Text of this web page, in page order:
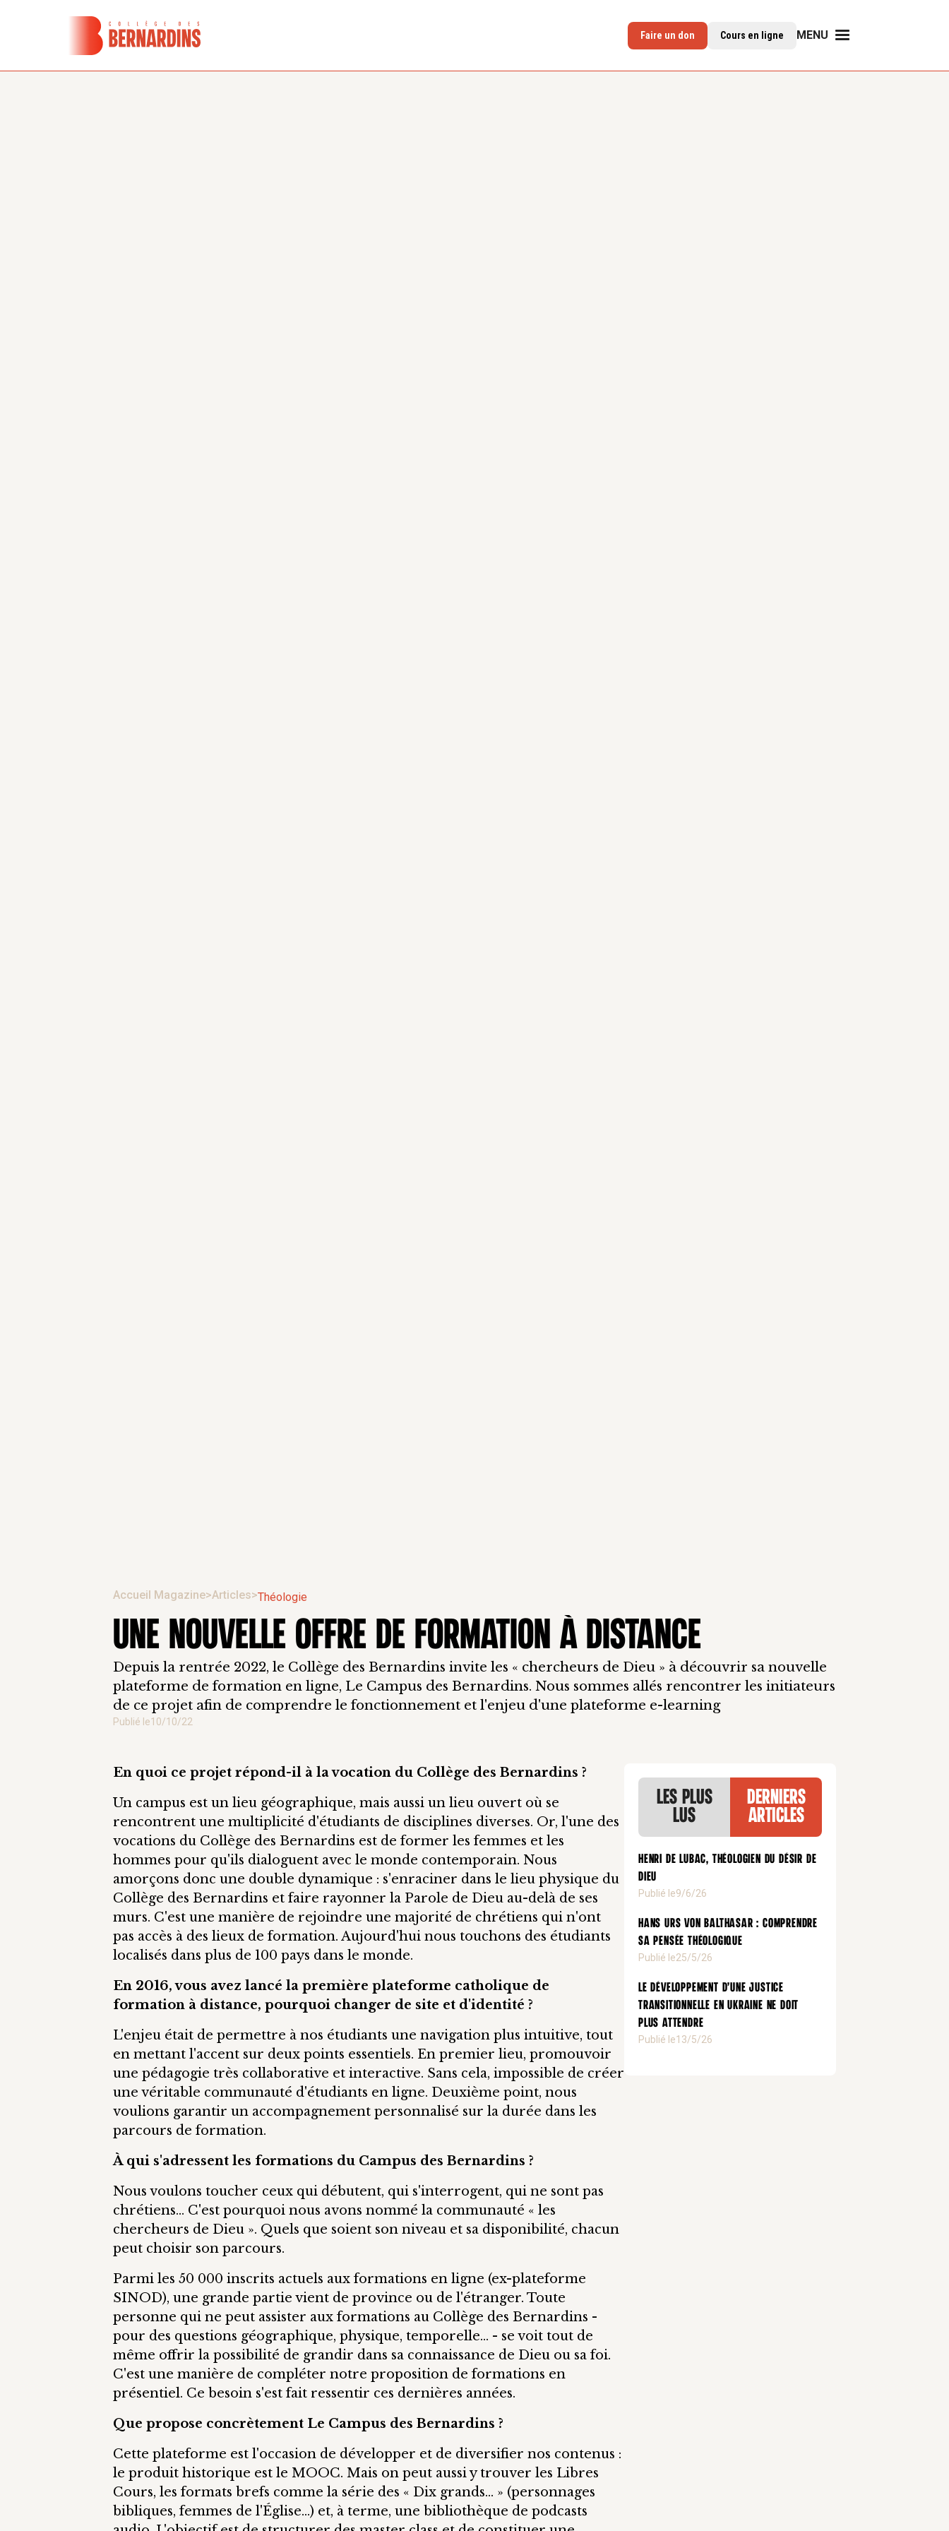
Faire un don Cours en ligne MENU
Accueil Magazine>Articles>Théologie
UNE NOUVELLE OFFRE DE FORMATION À DISTANCE
Depuis la rentrée 2022, le Collège des Bernardins invite les « chercheurs de Dieu » à découvrir sa nouvelle
plateforme de formation en ligne, Le Campus des Bernardins. Nous sommes allés rencontrer les initiateurs
de ce projet afin de comprendre le fonctionnement et l'enjeu d'une plateforme e-learning
Publié le10/10/22
En quoi ce projet répond-il à la vocation du Collège des Bernardins ?
Un campus est un lieu géographique, mais aussi un lieu ouvert où se
rencontrent une multiplicité d'étudiants de disciplines diverses. Or, l'une des
vocations du Collège des Bernardins est de former les femmes et les
hommes pour qu'ils dialoguent avec le monde contemporain. Nous
amorçons donc une double dynamique : s'enraciner dans le lieu physique du
Collège des Bernardins et faire rayonner la Parole de Dieu au-delà de ses
murs. C'est une manière de rejoindre une majorité de chrétiens qui n'ont
pas accès à des lieux de formation. Aujourd'hui nous touchons des étudiants
localisés dans plus de 100 pays dans le monde.
En 2016, vous avez lancé la première plateforme catholique de
formation à distance, pourquoi changer de site et d'identité ?
L'enjeu était de permettre à nos étudiants une navigation plus intuitive, tout
en mettant l'accent sur deux points essentiels. En premier lieu, promouvoir
une pédagogie très collaborative et interactive. Sans cela, impossible de créer
une véritable communauté d'étudiants en ligne. Deuxième point, nous
voulions garantir un accompagnement personnalisé sur la durée dans les
parcours de formation.
À qui s'adressent les formations du Campus des Bernardins ?
Nous voulons toucher ceux qui débutent, qui s'interrogent, qui ne sont pas
chrétiens… C'est pourquoi nous avons nommé la communauté « les
chercheurs de Dieu ». Quels que soient son niveau et sa disponibilité, chacun
peut choisir son parcours.
Parmi les 50 000 inscrits actuels aux formations en ligne (ex-plateforme
SINOD), une grande partie vient de province ou de l'étranger. Toute
personne qui ne peut assister aux formations au Collège des Bernardins -
pour des questions géographique, physique, temporelle… - se voit tout de
même offrir la possibilité de grandir dans sa connaissance de Dieu ou sa foi.
C'est une manière de compléter notre proposition de formations en
présentiel. Ce besoin s'est fait ressentir ces dernières années.
Que propose concrètement Le Campus des Bernardins ?
Cette plateforme est l'occasion de développer et de diversifier nos contenus :
le produit historique est le MOOC. Mais on peut aussi y trouver les Libres
Cours, les formats brefs comme la série des « Dix grands… » (personnages
bibliques, femmes de l'Église…) et, à terme, une bibliothèque de podcasts
Les plus
lus
Derniers
articles
Henri de Lubac, théologien du désir de
Dieu
Publié le9/6/26
Hans Urs von Balthasar : comprendre
sa pensée théologique
Publié le25/5/26
Le développement d’une justice
transitionnelle en Ukraine ne doit
plus attendre
Publié le13/5/26